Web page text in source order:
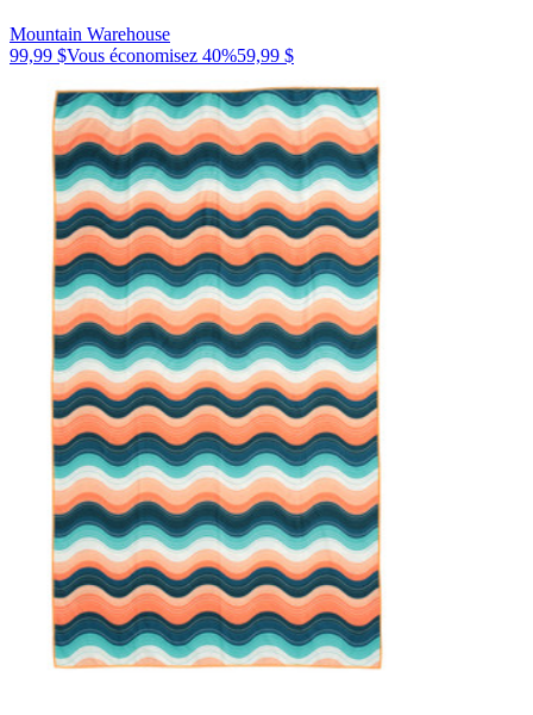
Mountain Warehouse
99,99 $Vous économisez 40%59,99 $